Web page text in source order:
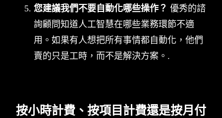
您建議我們不要自動化哪些操作？ 優秀的諮
詢顧問知道人工智慧在哪些業務環節不適
用。如果有人想把所有事情都自動化，他們
賣的只是工時，而不是解決方案。.
按小時計費、按項目計費還是按月付